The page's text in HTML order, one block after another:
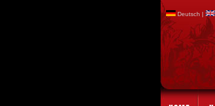
Deutsch |